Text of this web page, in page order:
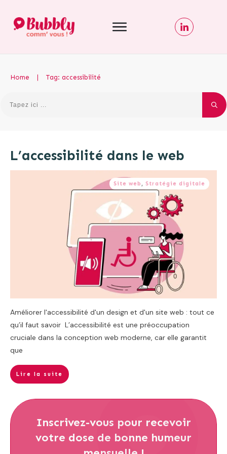
Home Tag: accessibilité
L’accessibilité dans le web
Site web , Stratégie digitale
Améliorer l'accessibilité d'un design et d'un site web : tout ce
qu’il faut savoir L’accessibilité est une préoccupation
cruciale dans la conception web moderne, car elle garantit
que
Lire la suite
Inscrivez-vous pour recevoir
votre dose de bonne humeur